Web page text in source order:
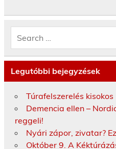
Legutóbbi bejegyzések
Túrafelszerelés kisokos
Demencia ellen –
reggeli!
Nyári zápor, zivatar?
Október 9. A